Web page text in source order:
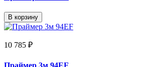
В корзину
10 785 ₽
Праймер 3м 94EF